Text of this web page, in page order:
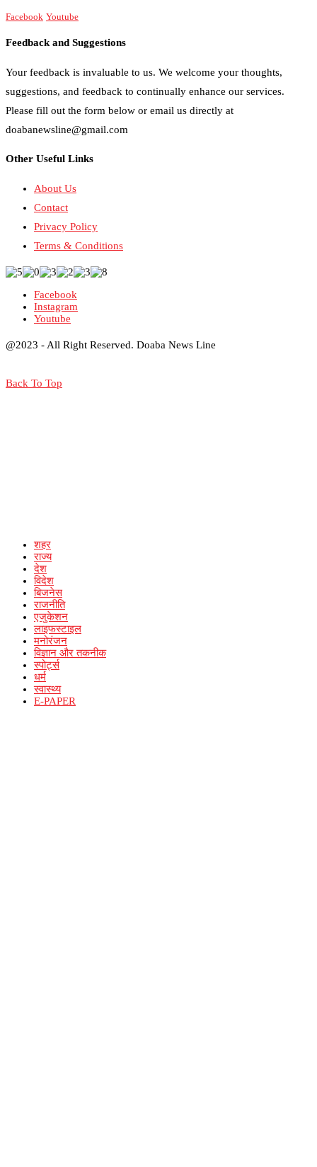
Facebook Youtube
Feedback and Suggestions
Your feedback is invaluable to us. We welcome your thoughts,
suggestions, and feedback to continually enhance our services.
Please fill out the form below or email us directly at
doabanewsline@gmail.com
Other Useful Links
About Us
Contact
Privacy Policy
Terms & Conditions
Facebook
Instagram
Youtube
@2023 - All Right Reserved. Doaba News Line
Back To Top
शहर
राज्य
देश
विदेश
बिजनेस
राजनीति
एजुकेशन
लाइफस्टाइल
मनोरंजन
विज्ञान और तकनीक
स्पोर्ट्स
धर्म
स्वास्थ्य
E-PAPER